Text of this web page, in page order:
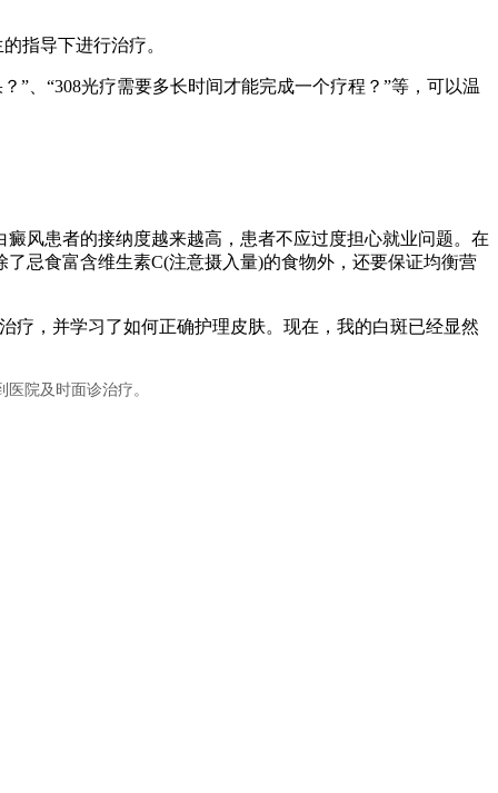
指导下进行治疗。
”、“308光疗需要多长时间才能完成一个疗程？”等，可以温
风患者的接纳度越来越高，患者不应过度担心就业问题。在
忌食富含维生素C(注意摄入量)的食物外，还要保证均衡营
疗，并学习了如何正确护理皮肤。现在，我的白斑已经显然
院及时面诊治疗。